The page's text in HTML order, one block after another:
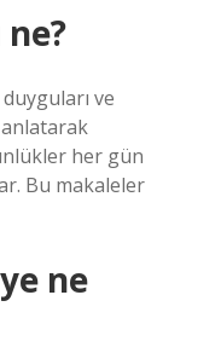
ve
her gün
Bu makaleler
ne